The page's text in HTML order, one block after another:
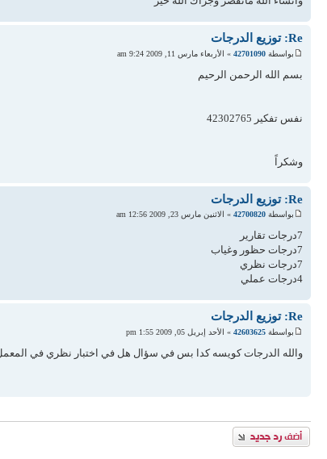
Re: توزيع الدرجات
بواسطة 42701090 » الأربعاء مارس 11, 2009 9:24 am
بسم الله الرحمن الرحيم
نفس تفكير 42302765
وشكراً
Re: توزيع الدرجات
بواسطة 42700820 » الاثنين مارس 23, 2009 12:56 am
7درجات تقارير
7درجات حظور وغياب
7درجات نظري
4درجات عملي
Re: توزيع الدرجات
بواسطة 42603625 » الأحد إبريل 05, 2009 1:55 pm
والله الدرجات كويسه كدا بس في سؤال هل في اختبار نظري في
إضافة رد